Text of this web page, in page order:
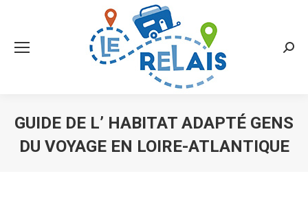
GUIDE DE L’ HABITAT ADAPTÉ GENS
DU VOYAGE EN LOIRE-ATLANTIQUE